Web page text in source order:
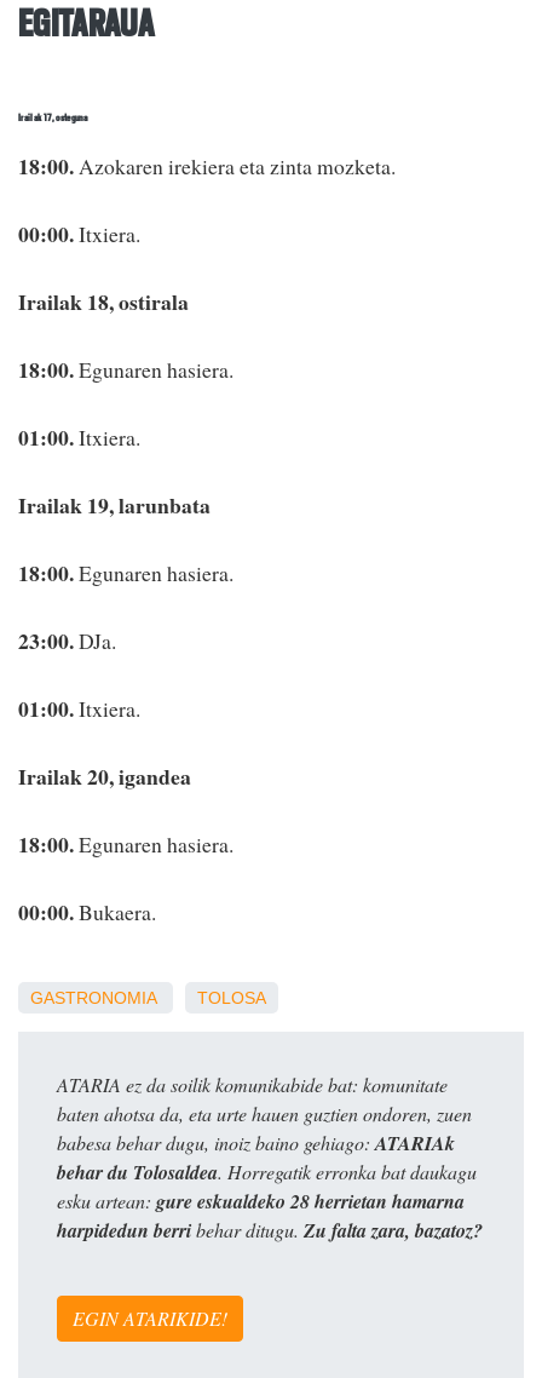
EGITARAUA
Irailak 17, osteguna
18:00. Azokaren irekiera eta zinta mozketa.
00:00.Itxiera.
Irailak 18, ostirala
18:00.Egunaren hasiera.
01:00.Itxiera.
Irailak 19, larunbata
18:00.Egunaren hasiera.
23:00.DJa.
01:00.Itxiera.
Irailak 20, igandea
18:00.Egunaren hasiera.
00:00.Bukaera.
GASTRONOMIA TOLOSA
ATARIA ez da soilik komunikabide bat: komunitate
baten ahotsa da, eta urte hauen guztien ondoren, zuen
babesa behar dugu, inoiz baino gehiago:ATARIAk
behar du Tolosaldea. Horregatik erronka bat daukagu
esku artean: gure eskualdeko 28 herrietan hamarna
harpidedun berribehar ditugu. Zu falta zara, bazatoz?
EGIN ATARIKIDE!